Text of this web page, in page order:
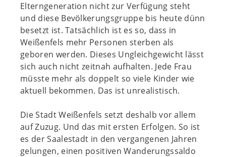
Elterngeneration nicht zur Verfügung steht
und diese Bevölkerungsgruppe bis heute dünn
besetzt ist. Tatsächlich ist es so, dass in
Weißenfels mehr Personen sterben als
geboren werden. Dieses Ungleichgewicht lässt
sich auch nicht zeitnah aufhalten. Jede Frau
müsste mehr als doppelt so viele Kinder wie
aktuell bekommen. Das ist unrealistisch.
Die Stadt Weißenfels setzt deshalb vor allem
auf Zuzug. Und das mit ersten Erfolgen. So ist
es der Saalestadt in den vergangenen Jahren
gelungen, einen positiven Wanderungssaldo